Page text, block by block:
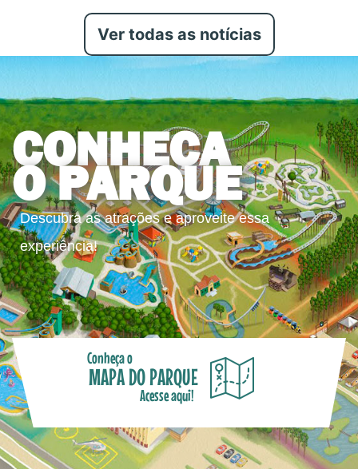
Ver todas as notícias
CONHEÇA
O PARQUE
Descubra as atrações e aproveite essa
experiência!
Conheça o
MAPA DO PARQUE
Acesse aqui!